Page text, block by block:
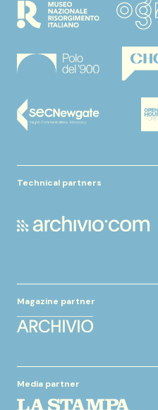
Technical partners
Magazine partner
Media partner